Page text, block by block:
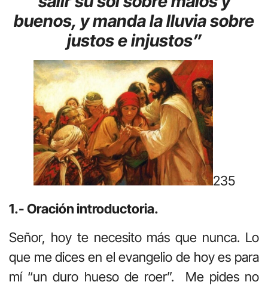
buenos, y manda la lluvia sobre
justos e injustos”
235
1.- Oración introductoria.
Señor, hoy te necesito más que nunca. Lo
que me dices en el evangelio de hoy es para
mí “un duro hueso de roer”. Me pides no